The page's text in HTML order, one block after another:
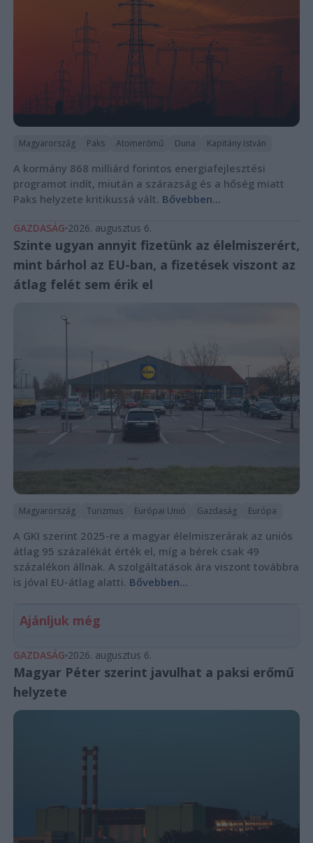
Magyarország Paks Atomerőmű Duna Kapitány István
A kormány 868 milliárd forintos energiafejlesztési
programot indít, miután a szárazság és a hőség miatt
Paks helyzete kritikussá vált. Bővebben...
GAZDASÁG 2026. augusztus 6.
Szinte ugyan annyit fizetünk az élelmiszerért,
mint bárhol az EU-ban, a fizetések viszont az
átlag felét sem érik el
Magyarország Turizmus Európai Unió Gazdaság Európa
A GKI szerint 2025-re a magyar élelmiszerárak az uniós
átlag 95 százalékát érték el, míg a bérek csak 49
százalékon állnak. A szolgáltatások ára viszont továbbra
is jóval EU-átlag alatti. Bővebben...
Ajánljuk még
GAZDASÁG 2026. augusztus 6.
Magyar Péter szerint javulhat a paksi erőmű
helyzete